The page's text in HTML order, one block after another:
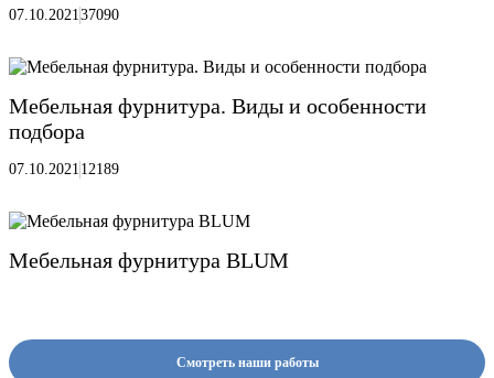
07.10.2021 37090
Мебельная фурнитура. Виды и особенности
подбора
07.10.2021 12189
Мебельная фурнитура BLUM
Смотреть наши работы